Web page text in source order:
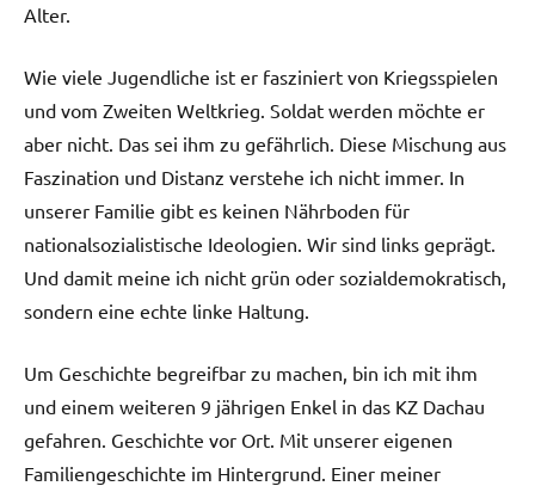
Alter.
Wie viele Jugendliche ist er fasziniert von Kriegsspielen
und vom Zweiten Weltkrieg. Soldat werden möchte er
aber nicht. Das sei ihm zu gefährlich. Diese Mischung aus
Faszination und Distanz verstehe ich nicht immer. In
unserer Familie gibt es keinen Nährboden für
nationalsozialistische Ideologien. Wir sind links geprägt.
Und damit meine ich nicht grün oder sozialdemokratisch,
sondern eine echte linke Haltung.
Um Geschichte begreifbar zu machen, bin ich mit ihm
und einem weiteren 9 jährigen Enkel in das KZ Dachau
gefahren. Geschichte vor Ort. Mit unserer eigenen
Familiengeschichte im Hintergrund. Einer meiner